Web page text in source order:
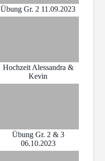
Übung Gr. 2 11.09.2023
Hochzeit Alessandra &
Kevin
Übung Gr. 2 & 3
06.10.2023